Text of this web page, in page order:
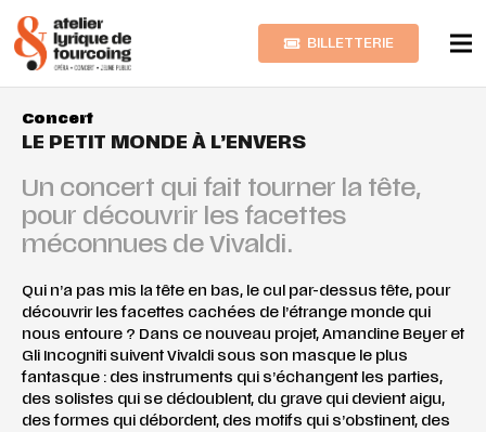
BILLETTERIE
Concert
LE PETIT MONDE À L’ENVERS
Un concert qui fait tourner la tête,
pour découvrir les facettes
méconnues de Vivaldi.
Qui n’a pas mis la tête en bas, le cul par-dessus tête, pour
découvrir les facettes cachées de l’étrange monde qui
nous entoure ? Dans ce nouveau projet, Amandine Beyer et
Gli Incogniti suivent Vivaldi sous son masque le plus
fantasque : des instruments qui s’échangent les parties,
des solistes qui se dédoublent, du grave qui devient aigu,
des formes qui débordent, des motifs qui s’obstinent, des